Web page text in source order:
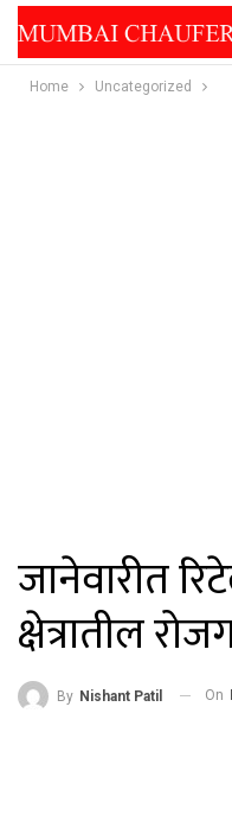
Home Uncategorized
जानेवारीत
क्षेत्रातील
By Nishant Patil On